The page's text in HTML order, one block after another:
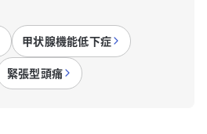
甲状腺機能低下症
緊張型頭痛